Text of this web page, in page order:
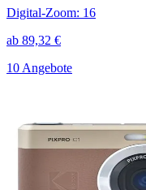
Digital-Zoom: 16
ab 89,32 €
10 Angebote